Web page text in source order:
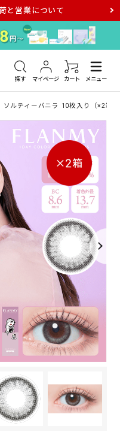
と営業について
探す マイページ カート メニュー
リスト メガネ
ルティーバニラ 10枚入り（×2箱）